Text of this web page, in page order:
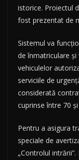
istorice. Proiectul
fost prezentat de
Sistemul va
de înmatriculare
vehiculelor
serviciile de
considerată
cuprinse între 70
Pentru a asigura
speciale de
„Controlul